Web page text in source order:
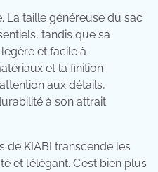
La taille généreuse du sac
tandis que sa
et facile à
et la finition
aux détails,
à son attrait
de KIABI transcende les
l’élégant. C’est bien plus